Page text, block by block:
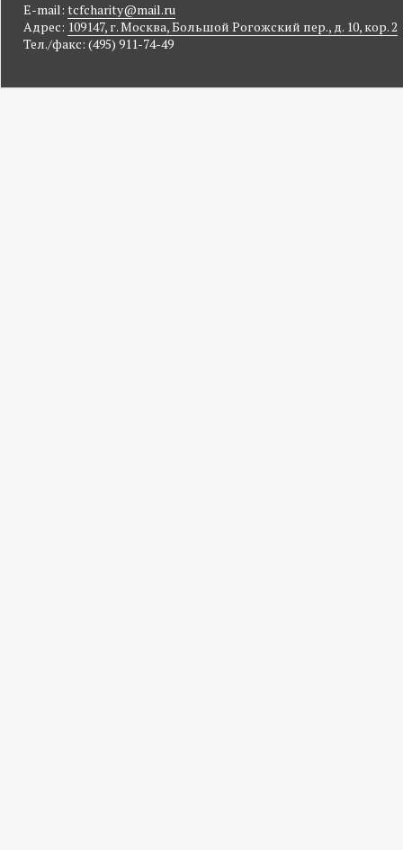
E-mail: tcfcharity@mail.ru
Адрес: 109147, г. Москва, Большой Рогожский пер., д. 10, кор. 2
Тел./факс: (495) 911-74-49